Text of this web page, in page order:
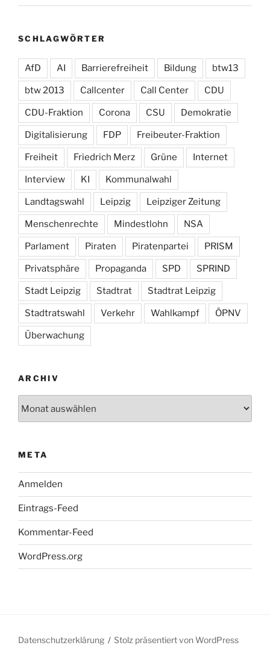
SCHLAGWÖRTER
AfD AI Barrierefreiheit Bildung btw13
btw 2013 Callcenter Call Center CDU
CDU-Fraktion Corona CSU Demokratie
Digitalisierung FDP Freibeuter-Fraktion
Freiheit Friedrich Merz Grüne Internet
Interview KI Kommunalwahl
Landtagswahl Leipzig Leipziger Zeitung
Menschenrechte Mindestlohn NSA
Parlament Piraten Piratenpartei PRISM
Privatsphäre Propaganda SPD SPRIND
Stadt Leipzig Stadtrat Stadtrat Leipzig
Stadtratswahl Verkehr Wahlkampf ÖPNV
Überwachung
ARCHIV
META
Anmelden
Eintrags-Feed
Kommentar-Feed
WordPress.org
Datenschutzerklärung Stolz präsentiert von WordPress